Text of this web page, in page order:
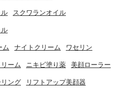
スクワランオイル
ム ナイトクリーム ワセリン
ーム ニキビ塗り薬 美顔ローラー
ング リフトアップ美顔器